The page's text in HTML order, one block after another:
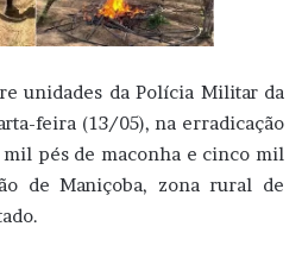
unidades da Polícia Militar da
feira (13/05), na erradicação
pés de maconha e cinco mil
de Maniçoba, zona rural de